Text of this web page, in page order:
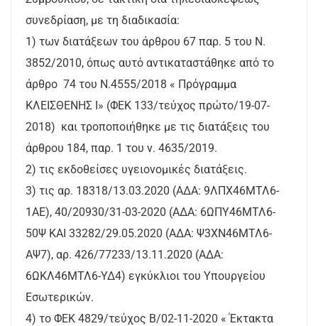
συνεδρίαση, με τη διαδικασία:
1) των διατάξεων του άρθρου 67 παρ. 5 του Ν.
3852/2010, όπως αυτό αντικαταστάθηκε από το
άρθρο 74 του Ν.4555/2018 « Πρόγραμμα
ΚΛΕΙΣΘΕΝΗΣ Ι» (ΦΕΚ 133/τεύχος πρώτο/19-07-
2018) και τροποποιήθηκε με τις διατάξεις του
άρθρου 184, παρ. 1 του ν. 4635/2019.
2) τις εκδοθείσες υγειονομικές διατάξεις.
3) τις αρ. 18318/13.03.2020 (ΑΔΑ: 9ΛΠΧ46ΜΤΛ6-
1ΑΕ), 40/20930/31-03-2020 (ΑΔΑ: 6ΩΠΥ46ΜΤΛ6-
50Ψ ΚΑΙ 33282/29.05.2020 (ΑΔΑ: Ψ3ΧΝ46ΜΤΛ6-
ΑΨ7), αρ. 426/77233/13.11.2020 (ΑΔΑ:
6ΩΚΛ46ΜΤΛ6-ΥΔ4) εγκύκλιοι του Υπουργείου
Εσωτερικών.
4) το ΦΕΚ 4829/τεύχος Β/02-11-2020 « Έκτακτα